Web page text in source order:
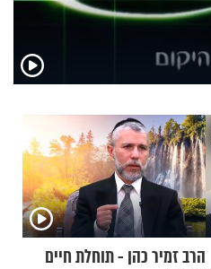
הרב זמיר כהן - תוחלת חיים